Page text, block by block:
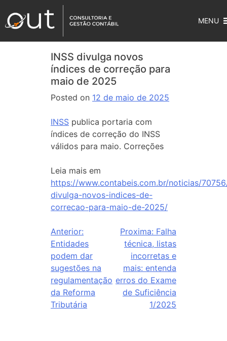
MENU
INSS divulga novos
índices de correção para
maio de 2025
Posted on 12 de maio de 2025
INSS publica portaria com
índices de correção do INSS
válidos para maio. Correções
Leia mais em
https://www.contabeis.com.br/noticias/
divulga-novos-indices-de-
correcao-para-maio-de-2025/
Anterior:
Entidades
podem dar
sugestões na
regulamentação
da Reforma
Tributária
Proxima: Falha
técnica, listas
incorretas e
mais: entenda
erros do Exame
de Suficiência
1/2025